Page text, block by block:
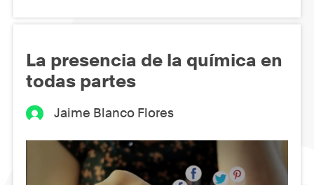
La presencia de la química en
todas partes
Jaime Blanco Flores